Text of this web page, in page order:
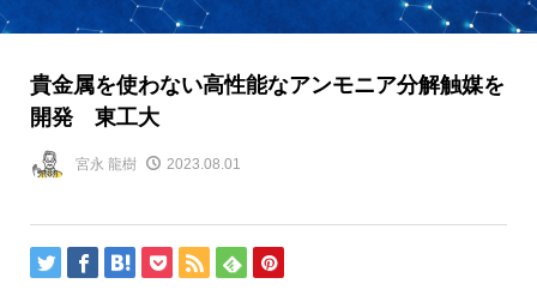
貴金属を使わない高性能なアンモニア分解触媒を
開発 東工大
宮永 龍樹 2023.08.01